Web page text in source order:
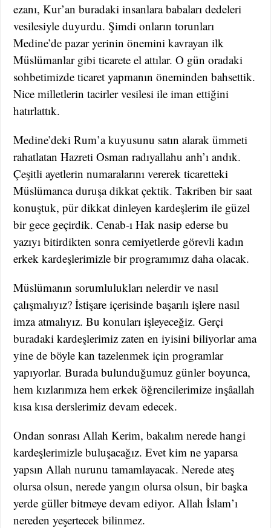
ezanı, Kur’an buradaki insanlara babaları dedeleri
vesilesiyle duyurdu. Şimdi onların torunları
Medine’de pazar yerinin önemini kavrayan ilk
Müslümanlar gibi ticarete el attılar. O gün oradaki
sohbetimizde ticaret yapmanın öneminden bahsettik.
Nice milletlerin tacirler vesilesi ile iman ettiğini
hatırlattık.
Medine’deki Rum’a kuyusunu satın alarak ümmeti
rahatlatan Hazreti Osman radıyallahu anh’ı andık.
Çeşitli ayetlerin numaralarını vererek ticaretteki
Müslümanca duruşa dikkat çektik. Takriben bir saat
konuştuk, pür dikkat dinleyen kardeşlerim ile güzel
bir gece geçirdik. Cenab-ı Hak nasip ederse bu
yazıyı bitirdikten sonra cemiyetlerde görevli kadın
erkek kardeşlerimizle bir programımız daha olacak.
Müslümanın sorumlulukları nelerdir ve nasıl
çalışmalıyız? İstişare içerisinde başarılı işlere nasıl
imza atmalıyız. Bu konuları işleyeceğiz. Gerçi
buradaki kardeşlerimiz zaten en iyisini biliyorlar ama
yine de böyle kan tazelenmek için programlar
yapıyorlar. Burada bulunduğumuz günler boyunca,
hem kızlarımıza hem erkek öğrencilerimize inşâallah
kısa kısa derslerimiz devam edecek.
Ondan sonrası Allah Kerim, bakalım nerede hangi
kardeşlerimizle buluşacağız. Evet kim ne yaparsa
yapsın Allah nurunu tamamlayacak. Nerede ateş
olursa olsun, nerede yangın olursa olsun, bir başka
yerde güller bitmeye devam ediyor. Allah İslam’ı
nereden yeşertecek bilinmez.